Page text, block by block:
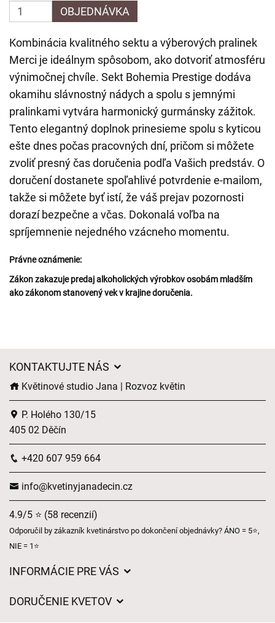
OBJEDNÁVKA
Kombinácia kvalitného sektu a výberových pralinek
Merci je ideálnym spôsobom, ako dotvoriť atmosféru
výnimočnej chvíle. Sekt Bohemia Prestige dodáva
okamihu slávnostný nádych a spolu s jemnými
pralinkami vytvára harmonický gurmánsky zážitok.
Tento elegantný doplnok prinesieme spolu s kyticou
ešte dnes počas pracovných dní, pričom si môžete
zvoliť presný čas doručenia podľa Vašich predstáv. O
doručení dostanete spoľahlivé potvrdenie e-mailom,
takže si môžete byť istí, že váš prejav pozornosti
dorazí bezpečne a včas. Dokonalá voľba na
spríjemnenie nejedného vzácneho momentu.
Právne oznámenie:
Zákon zakazuje predaj alkoholických výrobkov osobám mladším
ako zákonom stanovený vek v krajine doručenia.
KONTAKTUJTE NÁS
Květinové studio Jana | Rozvoz květin
P. Holého 130/15
405 02 Děčín
+420 607 959 664
info@kvetinyjanadecin.cz
4.9/5 ⭐ (58 recenzií)
Odporučil by zákazník kvetinárstvo po dokončení objednávky? ÁNO = 5⭐,
NIE = 1⭐
INFORMÁCIE PRE VÁS
DORUČENIE KVETOV